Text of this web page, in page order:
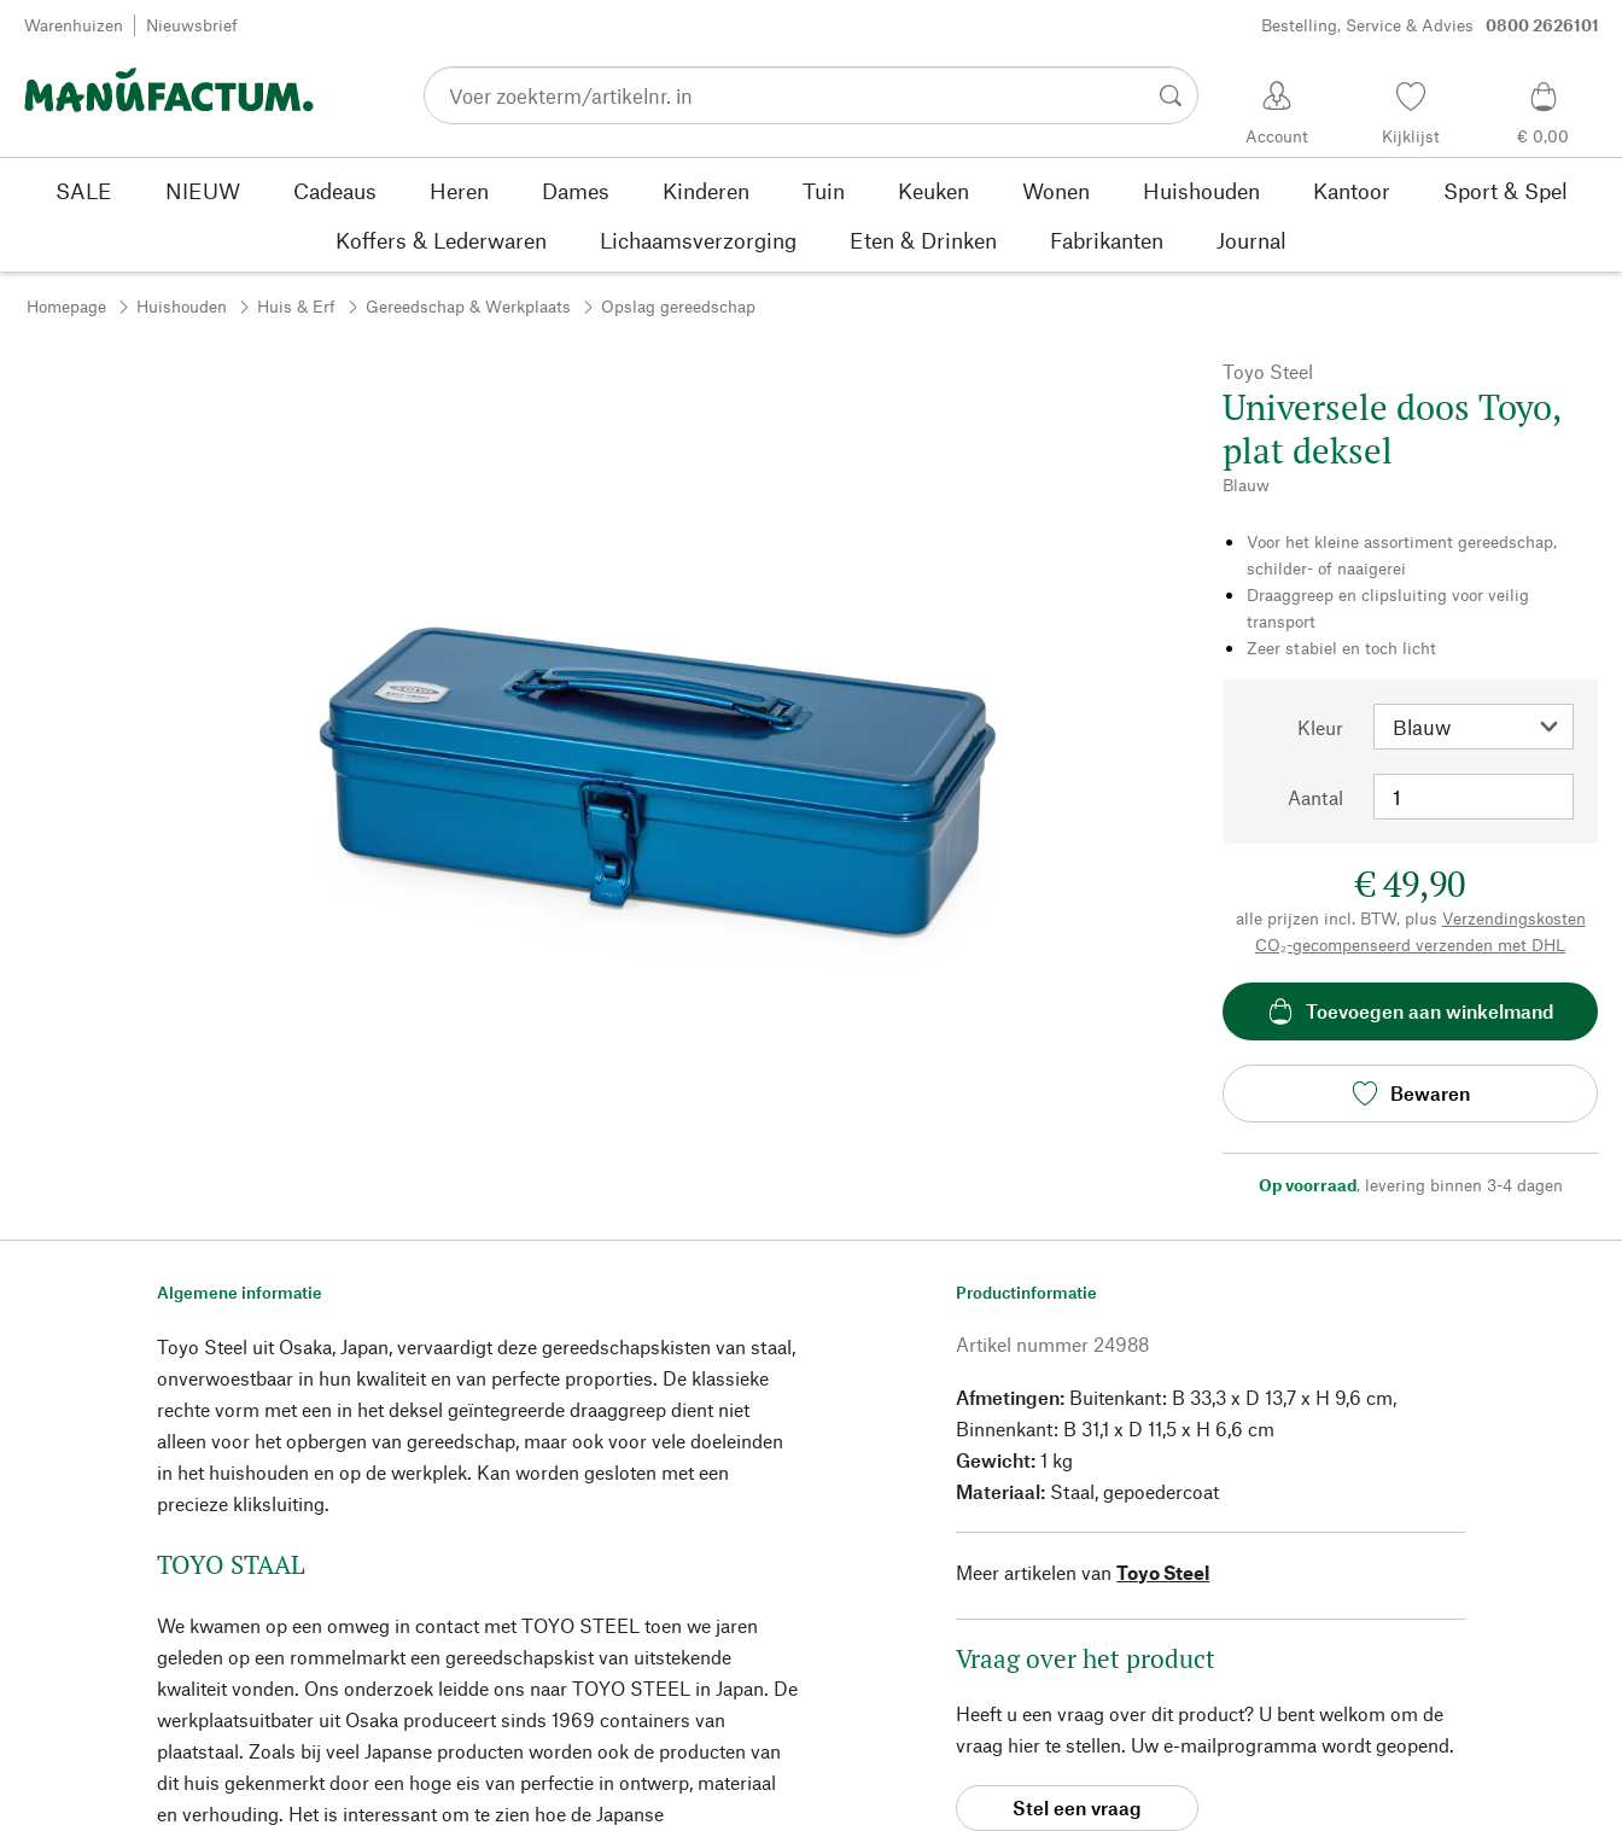
Passer au contenu
Warenhuizen Nieuwsbrief Bestelling, Service & Advies 0800 2626101
Account Kijklijst € 0,00
SALE NIEUW Cadeaus Heren Dames Kinderen Tuin Keuken Wonen Huishouden Kantoor
Sport & Spel
Koffers & Lederwaren
Lichaamsverzorging Eten & Drinken Fabrikanten Journal
Homepage Huishouden Huis & Erf Gereedschap & Werkplaats Opslag gereedschap
Toyo Steel
Universele doos Toyo,
plat deksel
Blauw
Voor het kleine assortiment gereedschap,
schilder- of naaigerei
Draaggreep en clipsluiting voor veilig
transport
Zeer stabiel en toch licht
Kleur
Aantal
€ 49,90
alle prijzen incl. BTW, plus Verzendingskosten
CO₂-gecompenseerd verzenden met DHL
Toevoegen aan winkelmand
Bewaren
Op voorraad, levering binnen 3-4 dagen
Algemene informatie
Toyo Steel uit Osaka, Japan, vervaardigt deze gereedschapskisten van staal,
onverwoestbaar in hun kwaliteit en van perfecte proporties. De klassieke
rechte vorm met een in het deksel geïntegreerde draaggreep dient niet
alleen voor het opbergen van gereedschap, maar ook voor vele doeleinden
in het huishouden en op de werkplek. Kan worden gesloten met een
precieze kliksluiting.
TOYO STAAL
We kwamen op een omweg in contact met TOYO STEEL toen we jaren
geleden op een rommelmarkt een gereedschapskist van uitstekende
kwaliteit vonden. Ons onderzoek leidde ons naar TOYO STEEL in Japan. De
werkplaatsuitbater uit Osaka produceert sinds 1969 containers van
plaatstaal. Zoals bij veel Japanse producten worden ook de producten van
dit huis gekenmerkt door een hoge eis van perfectie in ontwerp, materiaal
en verhouding. Het is interessant om te zien hoe de Japanse
Productinformatie
Artikel nummer 24988
Afmetingen: Buitenkant: B 33,3 x D 13,7 x H 9,6 cm,
Binnenkant: B 31,1 x D 11,5 x H 6,6 cm
Gewicht: 1 kg
Materiaal: Staal, gepoedercoat
Meer artikelen van Toyo Steel
Vraag over het product
Heeft u een vraag over dit product? U bent welkom om de
vraag hier te stellen. Uw e-mailprogramma wordt geopend.
Stel een vraag